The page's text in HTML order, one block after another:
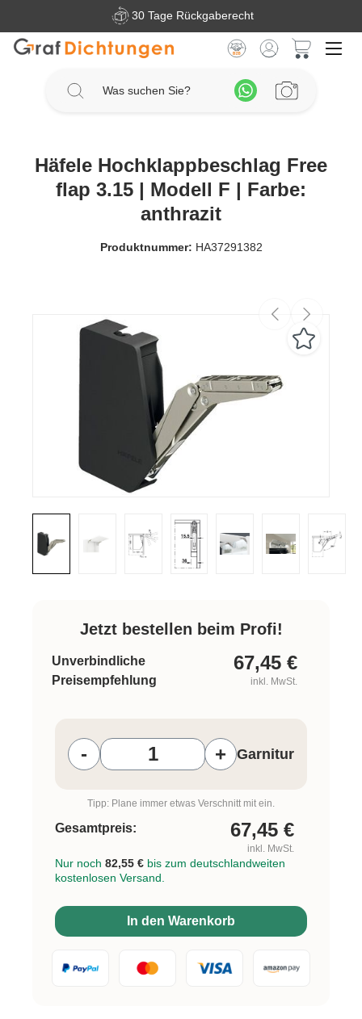
Zum Hauptinhalt springen30 Tage Rückgaberecht
Häfele Hochklappbeschlag Free
flap 3.15 | Modell F | Farbe:
anthrazit
Produktnummer: HA37291382
Jetzt bestellen beim Profi!
Unverbindliche
Preisempfehlung
67,45 €
inkl. MwSt.
- + Garnitur
Tipp: Plane immer etwas Verschnitt mit ein.
Gesamtpreis: 67,45 €
inkl. MwSt.
Nur noch 82,55 € bis zum deutschlandweiten
kostenlosen Versand.
In den Warenkorb